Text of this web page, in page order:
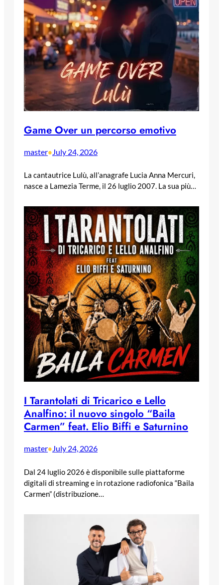
Game Over un percorso emotivo
master• July 24, 2026
La cantautrice Lulù, all’anagrafe Lucia Anna Mercuri,
nasce a Lamezia Terme, il 26 luglio 2007. La sua più…
I Tarantolati di Tricarico e Lello
Analfino: il nuovo singolo “Baila
Carmen” feat. Elio Biffi e Saturnino
master•July 24, 2026
Dal 24 luglio 2026 è disponibile sulle piattaforme
digitali di streaming e in rotazione radiofonica “Baila
Carmen” (distribuzione…